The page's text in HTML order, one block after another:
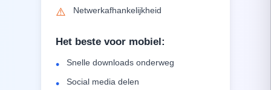
⚠️ Netwerkafhankelijkheid
Het beste voor mobiel:
• Snelle downloads onderweg
• Social media delen